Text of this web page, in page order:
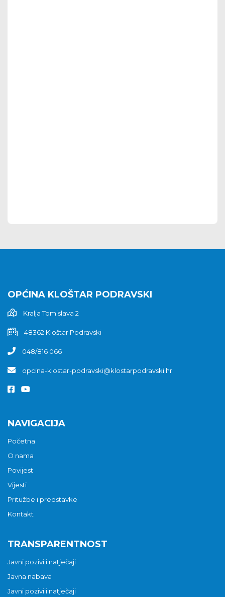
OPĆINA KLOŠTAR PODRAVSKI
Kralja Tomislava 2
48362 Kloštar Podravski
048/816 066
opcina-klostar-podravski@klostarpodravski.hr
NAVIGACIJA
Početna
O nama
Povijest
Vijesti
Pritužbe i predstavke
Kontakt
TRANSPARENTNOST
Javni pozivi i natječaji
Javna nabava
Javni pozivi i natječaji